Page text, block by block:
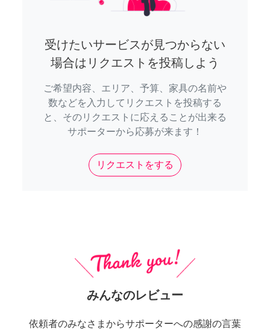
受けたいサービスが見つからない
場合はリクエストを投稿しよう
ご希望内容、エリア、予算、家具の名前や
数などを入力してリクエストを投稿する
と、そのリクエストに応えることが出来る
サポーターから応募が来ます！
リクエストをする
みんなのレビュー
依頼者のみなさまからサポーターへの感謝の言葉